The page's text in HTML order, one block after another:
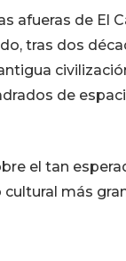
afueras de El
tras dos
de
el tan
más